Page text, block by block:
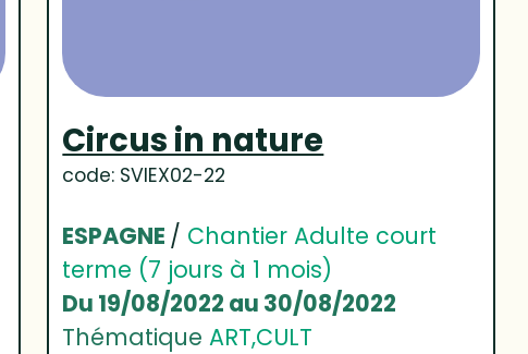
Circus in nature
code: SVIEX02-22
ESPAGNE / Chantier Adulte court
terme (7 jours à 1 mois)
Du 19/08/2022 au 30/08/2022
ThématiqueART,CULT